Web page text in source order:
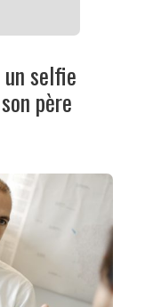
un selfie
père